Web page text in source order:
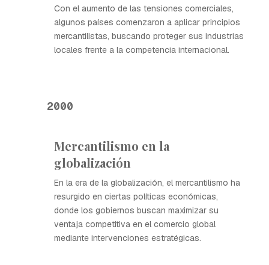
Con el aumento de las tensiones comerciales,
algunos países comenzaron a aplicar principios
mercantilistas, buscando proteger sus industrias
locales frente a la competencia internacional.
2000
Mercantilismo en la
globalización
En la era de la globalización, el mercantilismo ha
resurgido en ciertas políticas económicas,
donde los gobiernos buscan maximizar su
ventaja competitiva en el comercio global
mediante intervenciones estratégicas.